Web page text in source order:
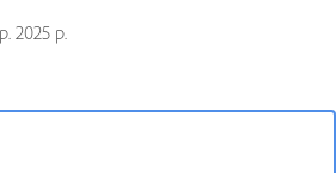
2025 р.